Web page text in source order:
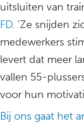
uitsluiten van
FD. ‘Ze snijden
medewerkers
levert dat meer
vallen 55-
voor hun
Bij ons gaat het